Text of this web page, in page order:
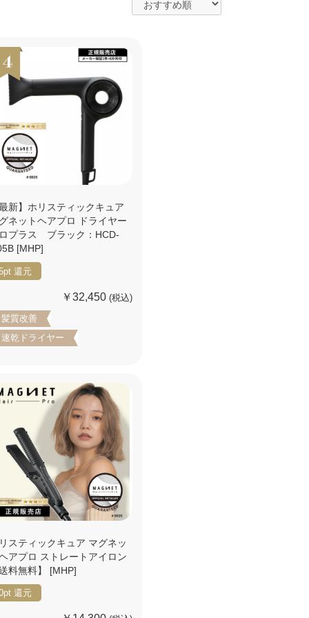
最新】ホリスティックキュア
ネットヘアプロ ドライヤー
プラス ブラック：HCD-
[MHP]
還元
￥32,450 (税込)
髪質改善
速乾ドライヤー
スティックキュア マグネッ
ヘアプロ ストレートアイロン
送料無料】 [MHP]
還元